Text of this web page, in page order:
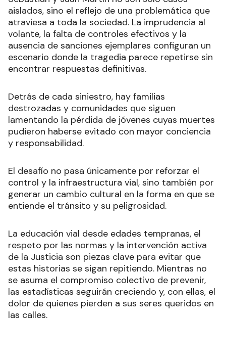
aislados, sino el reflejo de una problemática que
atraviesa a toda la sociedad. La imprudencia al
volante, la falta de controles efectivos y la
ausencia de sanciones ejemplares configuran un
escenario donde la tragedia parece repetirse sin
encontrar respuestas definitivas.
Detrás de cada siniestro, hay familias
destrozadas y comunidades que siguen
lamentando la pérdida de jóvenes cuyas muertes
pudieron haberse evitado con mayor conciencia
y responsabilidad.
El desafío no pasa únicamente por reforzar el
control y la infraestructura vial, sino también por
generar un cambio cultural en la forma en que se
entiende el tránsito y su peligrosidad.
La educación vial desde edades tempranas, el
respeto por las normas y la intervención activa
de la Justicia son piezas clave para evitar que
estas historias se sigan repitiendo. Mientras no
se asuma el compromiso colectivo de prevenir,
las estadísticas seguirán creciendo y, con ellas, el
dolor de quienes pierden a sus seres queridos en
las calles.